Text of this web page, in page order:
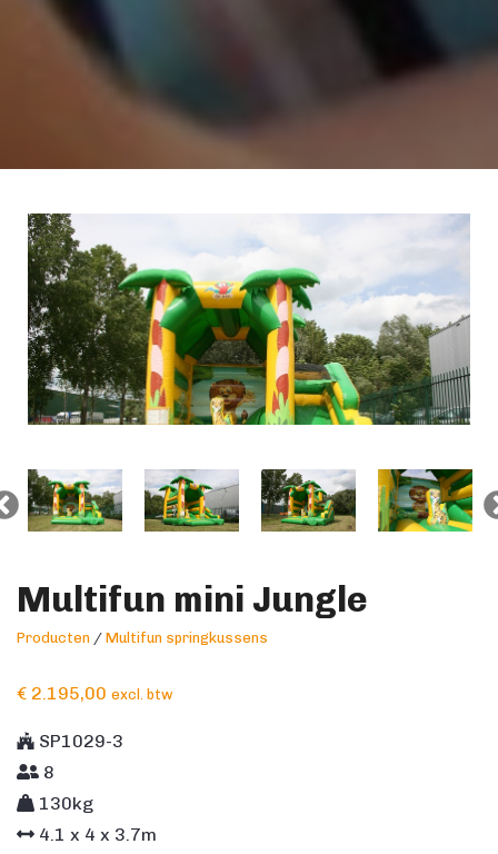
Multifun mini Jungle
Producten / Multifun springkussens
€ 2.195,00 excl. btw
SP1029-3
8
130kg
4.1 x 4 x 3.7m